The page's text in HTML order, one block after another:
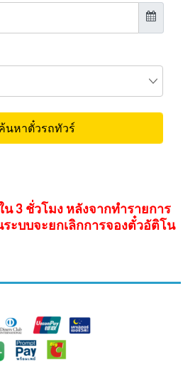
3 ชั่วโมง หลังจากทำรายการ
ระบบจะยกเลิกการจองตั๋วอัติโน